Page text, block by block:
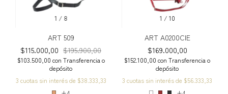
1 / 8
ART 509
$115.000,00 $195.900,00
$103.500,00 con Transferencia o
depósito
3 cuotas sin interés de $38.333,33
1 / 10
ART A0200CIE
$169.000,00
$152.100,00 con Transferencia o
depósito
3 cuotas sin interés de $56.333,33